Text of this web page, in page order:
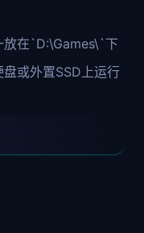
放在`D:\Games\`下
或外置SSD上运行